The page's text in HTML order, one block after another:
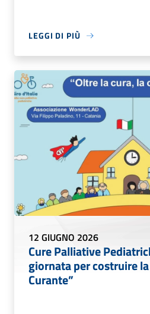
LEGGI DI PIÙ
12 GIUGNO 2026
Cure Palliative
giornata per costruire
Curante”